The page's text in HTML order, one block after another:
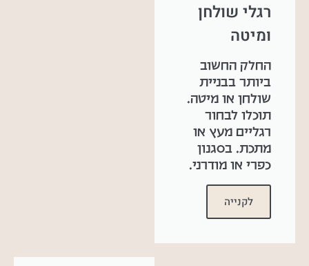
רגלי שולחן
ומיטה
החלק החשוב
ביותר בבניית
שולחן או מיטה.
תוכלו לבחור
רגליים מעץ או
מתכת. בסגנון
כפרי או מודרני.
לקנייה